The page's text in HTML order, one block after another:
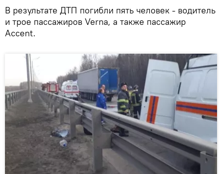
В результате ДТП погибли пять человек - водитель
и трое пассажиров Verna, а также пассажир
Accent.